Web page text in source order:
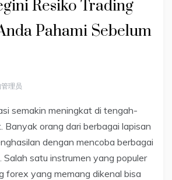
Resiko Trading
Pahami Sebelum
理员
semakin meningkat di tengah-
Banyak orang dari berbagai lapisan
dengan mencoba berbagai
Salah satu instrumen yang populer
forex yang memang dikenal bisa